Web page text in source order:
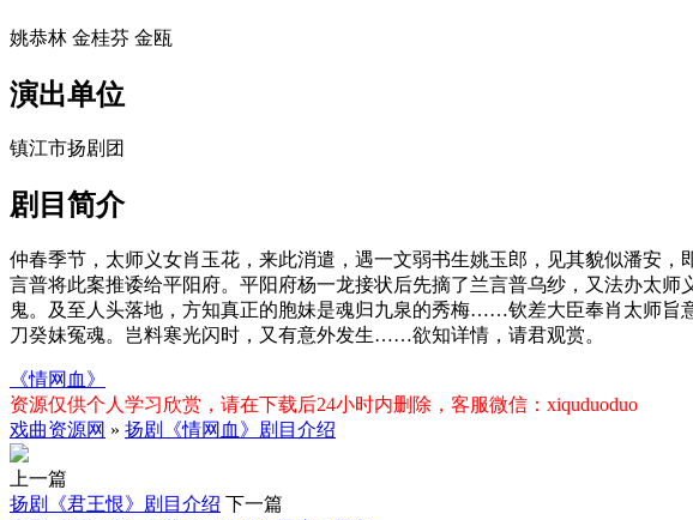
姚恭林 金桂芬 金瓯
演出单位
镇江市扬剧团
剧目简介
仲春季节，太师义女肖玉花，来此消遣，遇一文弱书生姚玉郎，见其貌似潘安
言普将此案推诿给平阳府。平阳府杨一龙接状后先摘了兰言普乌纱，又法办太
鬼。及至人头落地，方知真正的胞妹是魂归九泉的秀梅……钦差大臣奉肖太师旨
刀癸妹冤魂。岂料寒光闪时，又有意外发生……欲知详情，请君观赏。
《情网血》
资源仅供个人学习欣赏，请在下载后24小时内删除，客服微信：xiquduoduo
戏曲资源网 » 扬剧《情网血》剧目介绍
上一篇
扬剧《君王恨》剧目介绍 下一篇